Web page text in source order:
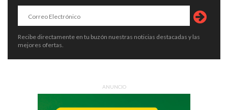
Recibe directamente en tu buzón nuestras noticias destacadas y las
mejores ofertas.
ANUNCIO